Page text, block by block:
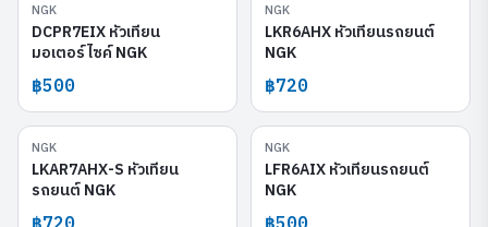
NGK
DCPR7EIX หัวเทียน
มอเตอร์ไซค์ NGK
฿500
NGK
LKR6AHX หัวเทียนรถยนต์
NGK
฿720
NGK
LKAR7AHX-S หัวเทียน
รถยนต์ NGK
฿720
NGK
LFR6AIX หัวเทียนรถยนต์
NGK
฿500